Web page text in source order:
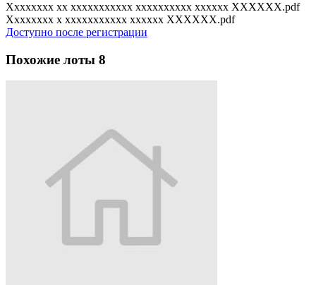
Xxxxxxxx xx xxxxxxxxxxx xxxxxxxxxx xxxxxx XXXXXX.pdf
Xxxxxxxx x xxxxxxxxxxx xxxxxx XXXXXX.pdf
Доступно после регистрации
Похожие лоты 8